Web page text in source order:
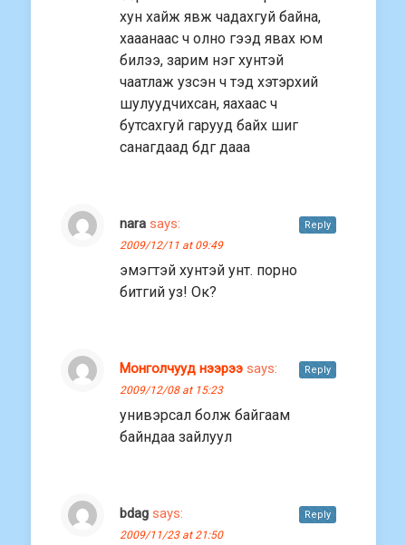
хун хайж явж чадахгуй байна,
хааанаас ч олно гээд явах юм
билээ, зарим нэг хунтэй
чаатлаж узсэн ч тэд хэтэрхий
шулуудчихсан, яахаас ч
бутсахгуй гарууд байх шиг
санагдаад бдг дааа
nara says:
2009/12/11 at 09:49
эмэгтэй хунтэй унт. порно
битгий уз! Ок?
Reply
Монголчууд нээрээ says:
2009/12/08 at 15:23
унивэрсал болж байгаам
байндаа зайлуул
Reply
bdag says:
2009/11/23 at 21:50
Reply